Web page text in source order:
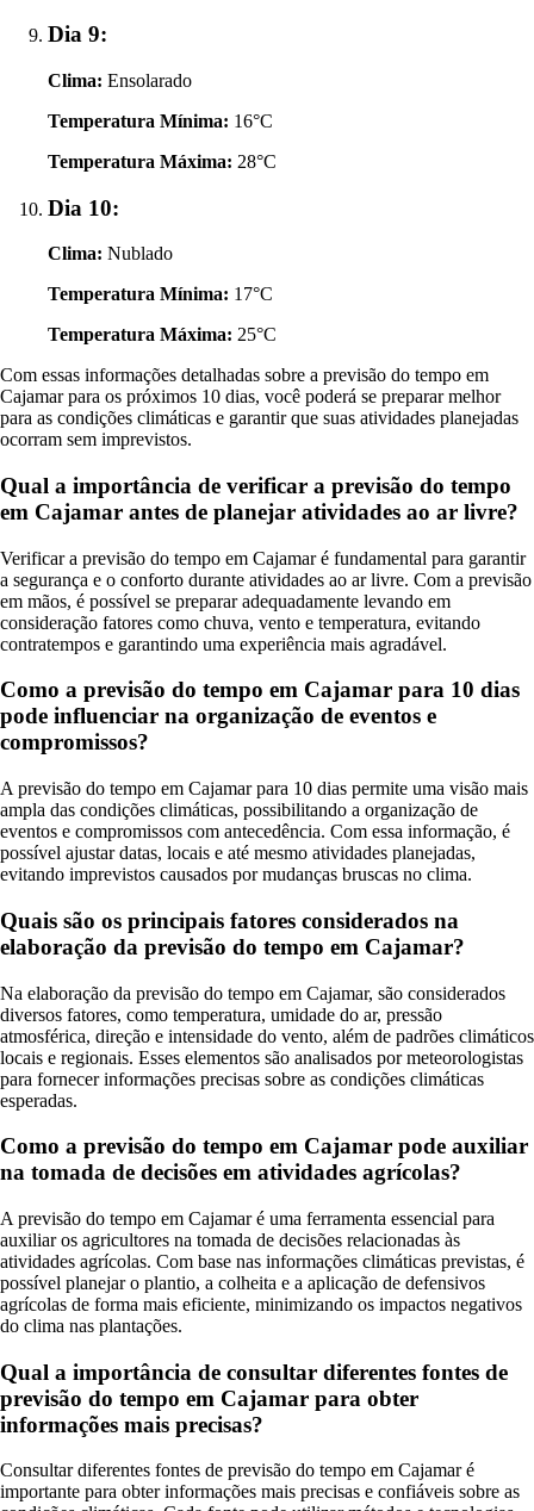
Dia 9:
Clima: Ensolarado
Temperatura Mínima: 16°C
Temperatura Máxima: 28°C
Dia 10:
Clima: Nublado
Temperatura Mínima: 17°C
Temperatura Máxima: 25°C
Com essas informações detalhadas sobre a previsão do tempo em
Cajamar para os próximos 10 dias, você poderá se preparar melhor
para as condições climáticas e garantir que suas atividades planejadas
ocorram sem imprevistos.
Qual a importância de verificar a previsão do tempo
em Cajamar antes de planejar atividades ao ar livre?
Verificar a previsão do tempo em Cajamar é fundamental para garantir
a segurança e o conforto durante atividades ao ar livre. Com a previsão
em mãos, é possível se preparar adequadamente levando em
consideração fatores como chuva, vento e temperatura, evitando
contratempos e garantindo uma experiência mais agradável.
Como a previsão do tempo em Cajamar para 10 dias
pode influenciar na organização de eventos e
compromissos?
A previsão do tempo em Cajamar para 10 dias permite uma visão mais
ampla das condições climáticas, possibilitando a organização de
eventos e compromissos com antecedência. Com essa informação, é
possível ajustar datas, locais e até mesmo atividades planejadas,
evitando imprevistos causados por mudanças bruscas no clima.
Quais são os principais fatores considerados na
elaboração da previsão do tempo em Cajamar?
Na elaboração da previsão do tempo em Cajamar, são considerados
diversos fatores, como temperatura, umidade do ar, pressão
atmosférica, direção e intensidade do vento, além de padrões climáticos
locais e regionais. Esses elementos são analisados por meteorologistas
para fornecer informações precisas sobre as condições climáticas
esperadas.
Como a previsão do tempo em Cajamar pode auxiliar
na tomada de decisões em atividades agrícolas?
A previsão do tempo em Cajamar é uma ferramenta essencial para
auxiliar os agricultores na tomada de decisões relacionadas às
atividades agrícolas. Com base nas informações climáticas previstas, é
possível planejar o plantio, a colheita e a aplicação de defensivos
agrícolas de forma mais eficiente, minimizando os impactos negativos
do clima nas plantações.
Qual a importância de consultar diferentes fontes de
previsão do tempo em Cajamar para obter
informações mais precisas?
Consultar diferentes fontes de previsão do tempo em Cajamar é
importante para obter informações mais precisas e confiáveis sobre as